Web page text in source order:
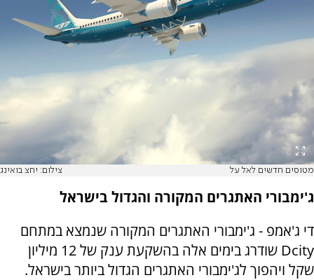
מטוסים חדשים לאל על צילום: יחצ בואינג
ג'ימבורי האתגרים המקורה והגדול בישראל
די ג'אמפ - ג'ימבורי האתגרים המקורה שנמצא במתחם
Dcity
שודרג בימים אלה בהשקעת ענק של 12 מיליון
שקל ויהפוך לג'ימבורי האתגרים הגדול ביותר בישראל.